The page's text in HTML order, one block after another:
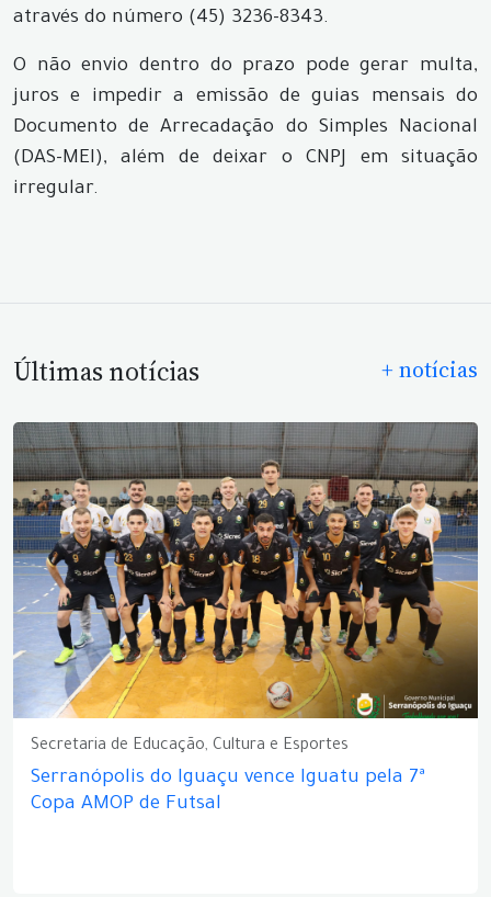
através do número (45) 3236-8343.
O não envio dentro do prazo pode gerar multa,
juros e impedir a emissão de guias mensais do
Documento de Arrecadação do Simples Nacional
(DAS-MEI), além de deixar o CNPJ em situação
irregular.
Últimas notícias + notícias
Secretaria de Educação, Cultura e Esportes
Serranópolis do Iguaçu vence Iguatu pela 7ª
Copa AMOP de Futsal